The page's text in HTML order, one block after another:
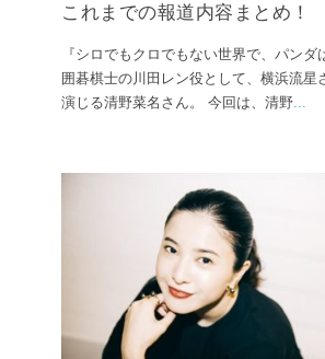
これまでの報道内容まとめ！
『シロでもクロでもない世界で、パンダ
囲碁棋士の川田レン役として、横浜流星
演じる清野菜名さん。 今回は、清野